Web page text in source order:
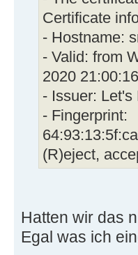
Certificate
- Hostname:
- Valid: from
2020
- Issuer: Let's
- Fingerprint:
(R)eject,
Hatten wir das
Egal was ich